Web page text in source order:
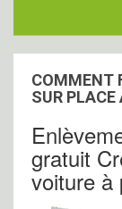
COMMENT
SUR PLACE
gratuit
voiture à